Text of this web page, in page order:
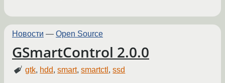
Новости — Open Source
GSmartControl 2.0.0
gtk, hdd,smart,smartctl ,ssd